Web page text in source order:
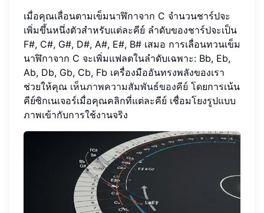
เมื่อคุณเลื่อนตามเข็มนาฬิกาจาก C จำนวนชาร์ปจะ
เพิ่มขึ้นหนึ่งตัวสำหรับแต่ละคีย์ ลำดับของชาร์ปจะเป็น
F#, C#, G#, D#, A#, E#, B# เสมอ การเลื่อนทวนเข็ม
นาฬิกาจาก C จะเพิ่มแฟลตในลำดับเฉพาะ: Bb, Eb,
Ab, Db, Gb, Cb, Fb เครื่องมืออันทรงพลังของเรา
ช่วยให้คุณ เห็นภาพความสัมพันธ์ของคีย์ โดยการเน้น
คีย์ซิกเนเจอร์เมื่อคุณคลิกที่แต่ละคีย์ เชื่อมโยงรูปแบบ
ภาพเข้ากับการใช้งานจริง